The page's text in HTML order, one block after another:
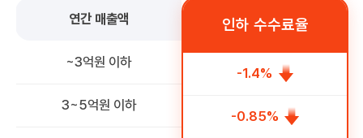
연간 매출액
~3억원 이하
3~5억원 이하
인하 수수료율
-1.4%
-0.85%